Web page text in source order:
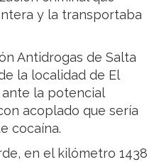
y la transportaba
Antidrogas de Salta
la localidad de El
la potencial
acoplado que sería
cocaína.
en el kilómetro 1438